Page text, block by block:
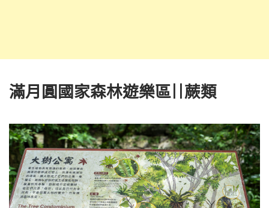
滿月圓國家森林遊樂區||蕨類